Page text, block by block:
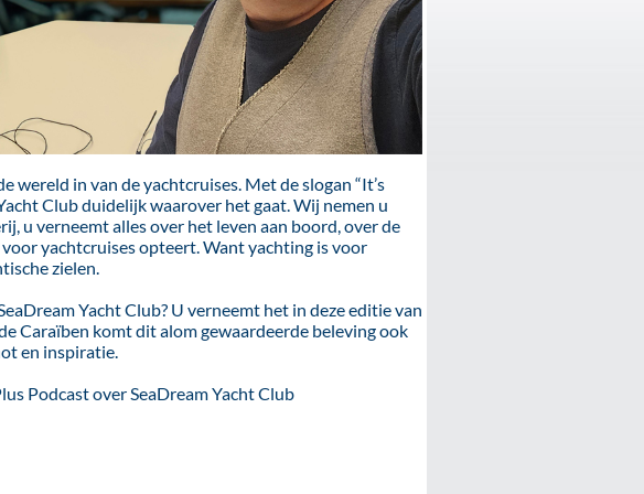
wereld in van de yachtcruises. Met de slogan “It’s
Club duidelijk waarover het gaat. Wij nemen u
u verneemt alles over het leven aan boord, over de
yachtcruises opteert. Want yachting is voor
zielen.
Yacht Club? U verneemt het in deze editie van
Caraïben komt dit alom gewaardeerde beleving ook
en inspiratie.
Podcast over SeaDream Yacht Club